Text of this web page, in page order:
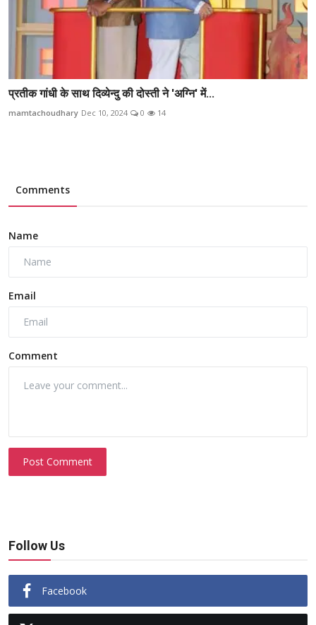
प्रतीक गांधी के साथ दिव्येन्दु की दोस्ती ने 'अग्नि' में...
mamtachoudhary Dec 10, 2024 0 14
Comments
Name
Email
Comment
Post Comment
Follow Us
Facebook